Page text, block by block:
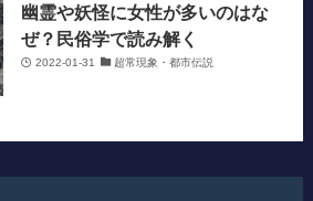
幽霊や妖怪に女性が多いのはな
ぜ？民俗学で読み解く
2022-01-31 超常現象・都市伝説